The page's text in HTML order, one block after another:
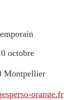
octobre
Montpellier
orange.fr